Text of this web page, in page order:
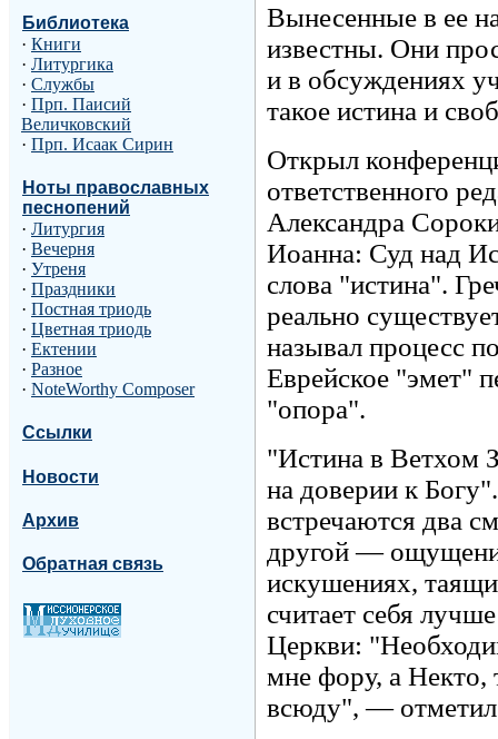
Библиотека
· Книги
· Литургика
· Службы
· Прп. Паисий
Величковский
· Прп. Исаак Сирин
Ноты православных
песнопений
· Литургия
· Вечерня
· Утреня
· Праздники
· Постная триодь
· Цветная триодь
· Ектении
· Разное
· NoteWorthy Composer
Ссылки
Новости
Архив
Обратная связь
Вынесенные в ее
известны. Они
и в обсуждениях
такое истина и
Открыл
ответственного
Александра
Иоанна: Суд над
слова "истина".
реально
называл процесс
Еврейское "эмет"
"опора".
"Истина в Ветхом
на доверии к
встречаются два
другой —
искушениях,
считает себя
Церкви:
мне фору, а Некто,
всюду", — отметил